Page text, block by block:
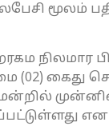
மூலம்
நிலமார
(02) கைது